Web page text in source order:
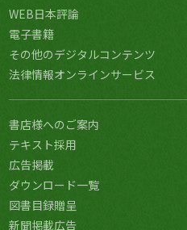
WEB日本評論
電子書籍
その他のデジタルコンテンツ
法律情報オンラインサービス
書店様へのご案内
テキスト採用
広告掲載
ダウンロード一覧
図書目録贈呈
新聞掲載広告